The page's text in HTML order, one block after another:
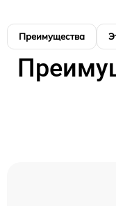
Преимущества